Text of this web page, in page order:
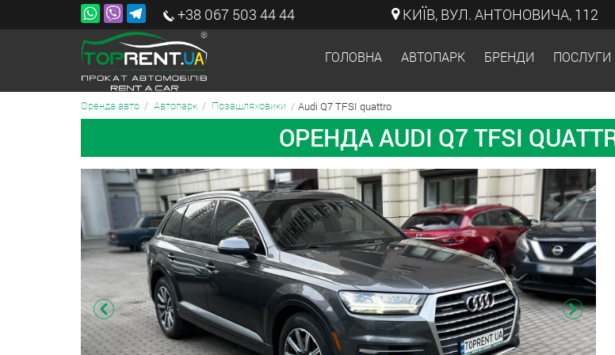
+38 067 503 44 44 КИЇВ, ВУЛ. АНТОНОВИЧА, 112
ГОЛОВНА АВТОПАРК БРЕНДИ ПОСЛУГИ
Оренда авто Автопарк Позашляховики Audi Q7 TFSI quattro
ОРЕНДА AUDI Q7 TFSI